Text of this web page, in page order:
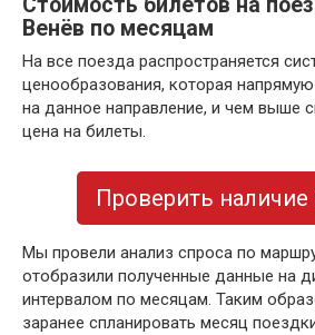
Венёв по месяцам
На все поезда распространяется
ценообразования, которая
на данное направление, и чем выше
цена на билеты.
Проверить наличие
Мы провели анализ спроса по
отобразили полученные данные на
интервалом по месяцам. Таким
заранее спланировать месяц